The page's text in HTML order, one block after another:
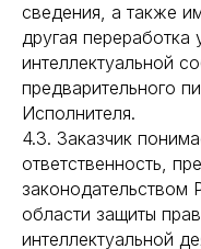
сведения, а также
другая переработка
интеллектуальной
предварительного
Исполнителя.
4.3. Заказчик
ответственность,
законодательством
области защиты
интеллектуальной